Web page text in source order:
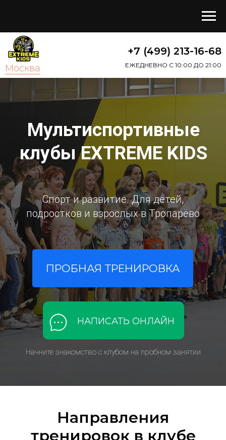
Москва
+7 (499) 213-16-68
ЕЖЕДНЕВНО С 10:00 ДО 21:00
НАПИСАТЬ ОНЛАЙН
Мультиспортивные
клубыEXTREME KIDS
Спорт и развитие. Для детей,
подростков и взрослых в Тропарёво
ПРОБНАЯ ТРЕНИРОВКА
Начните знакомство с клубом на пробном занятии
Направления
тренировок в клубе